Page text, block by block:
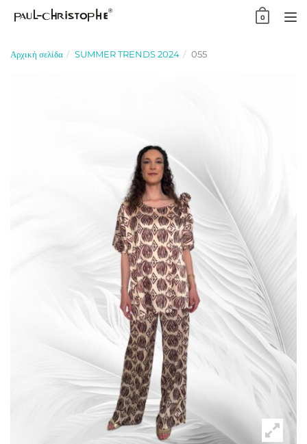
0
Αρχική σελίδα SUMMER TRENDS 2024 055